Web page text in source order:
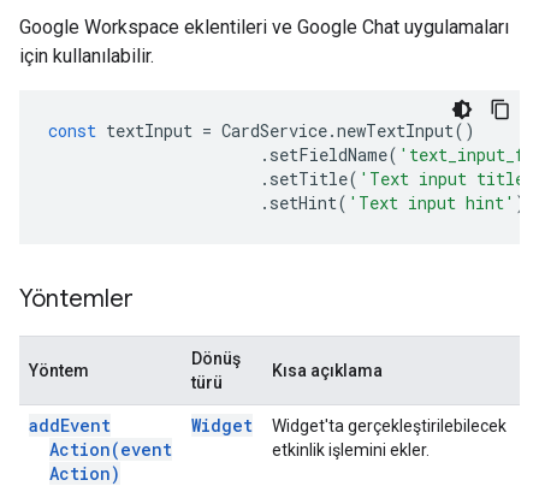
Google Workspace eklentileri ve Google Chat uygulamaları
için kullanılabilir.
const textInput = CardService.newTextInput()
. setFieldName(
. setTitle( 'Text input title'
. setHint( 'Text input hint' );
Yöntemler
Yöntem
Dönüş
türü
Kısa açıklama
addEvent
Action(event
Action)
Widget
Widget'ta gerçekleştirilebilecek
etkinlik işlemini ekler.